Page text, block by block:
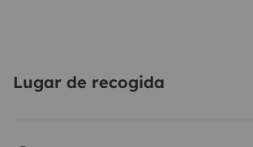
Lugar de recogida